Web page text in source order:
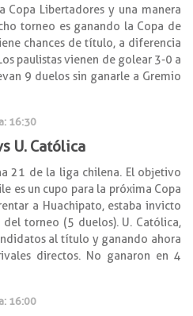
Copa Libertadores y una manera
torneo es ganando la Copa de
chances de título, a diferencia
paulistas vienen de golear 3-0 a
9 duelos sin ganarle a Gremio
16:30
U. Católica
21 de la liga chilena. El objetivo
es un cupo para la próxima Copa
a Huachipato, estaba invicto
torneo (5 duelos). U. Católica,
al título y ganando ahora
directos. No ganaron en 4
16:00